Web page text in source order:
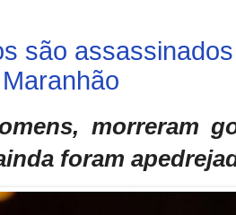
são
morreram
foram